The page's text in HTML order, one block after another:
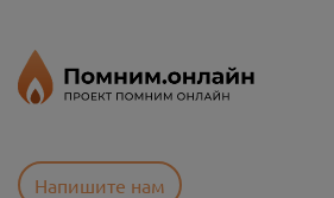
Напишите нам